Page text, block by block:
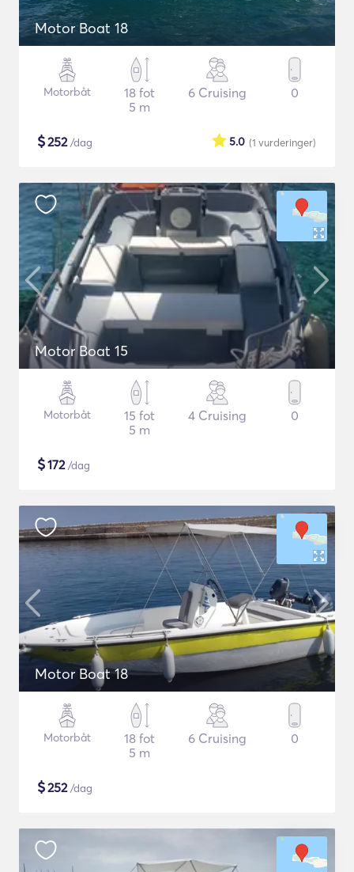
Motor Boat 18
Motorbåt
18 fot
5 m
6 Cruising 0
$252/dag (1 vurderinger)
5.0
Motor Boat 15
Motorbåt
15 fot
5 m
4 Cruising 0
$172/dag
Motor Boat 18
Motorbåt
18 fot
5 m
6 Cruising 0
$252/dag